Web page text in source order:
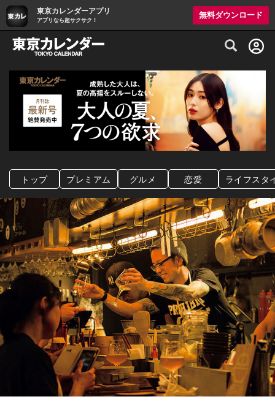
東京カレンダーアプリ
アプリなら超サクサク！
無料ダウンロード
グルメ情報・プレミアムレストラン予約
トップ プレミアム グルメ 恋愛 ライフスタ